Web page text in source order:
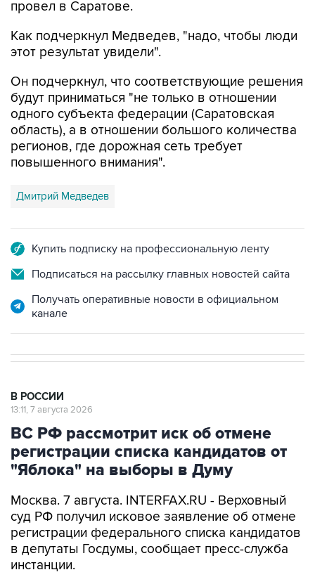
провел в Саратове.
Как подчеркнул Медведев, "надо, чтобы люди
этот результат увидели".
Он подчеркнул, что соответствующие решения
будут приниматься "не только в отношении
одного субъекта федерации (Саратовская
область), а в отношении большого количества
регионов, где дорожная сеть требует
повышенного внимания".
Дмитрий Медведев
Купить подписку на профессиональную ленту
Подписаться на рассылку главных новостей сайта
Получать оперативные новости в официальном
канале
В РОССИИ
13:11, 7 августа 2026
ВС РФ рассмотрит иск об отмене
регистрации списка кандидатов от
"Яблока" на выборы в Думу
Москва. 7 августа. INTERFAX.RU - Верховный
суд РФ получил исковое заявление об отмене
регистрации федерального списка кандидатов
в депутаты Госдумы, сообщает пресс-служба
инстанции.